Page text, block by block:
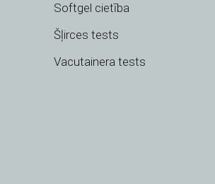
Softgel cietība
Šļirces tests
Vacutainera tests